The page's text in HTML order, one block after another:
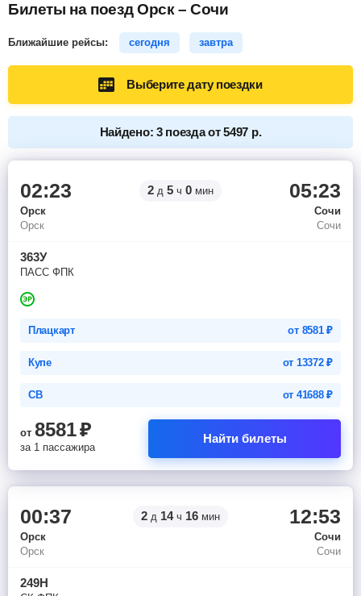
Билеты на поезд Орск – Сочи
Ближайшие рейсы: сегодня завтра
Выберите дату поездки
Найдено: 3 поезда от 5497 р.
02:23 2 д 5 ч 0 мин 05:23
Орск
Сочи
Орск
Сочи
363У
ПАСС ФПК
Плацкарт от 8581₽
Купе от 13372₽
СВ от 41688₽
от 8581₽
за 1 пассажира
Найти билеты
00:37 2 д 14ч 16 мин 12:53
Орск
Сочи
Орск
Сочи
249Н